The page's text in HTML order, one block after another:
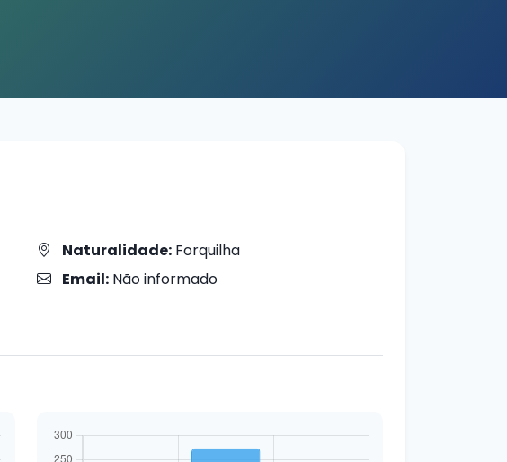
Naturalidade:Forquilha
Email:Não informado